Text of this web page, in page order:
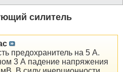
силитель
предохранитель на 5 А.
3 А падение напряжения